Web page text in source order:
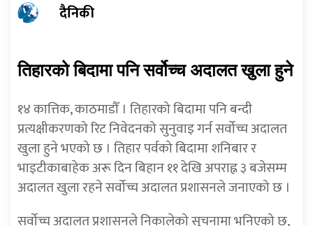
दैनिकी
तिहारको बिदामा पनि सर्वोच्च अदालत खुला हुने
१४ कात्तिक, काठमाडौँ । तिहारको बिदामा पनि बन्दी
प्रत्यक्षीकरणको रिट निवेदनको सुनुवाइ गर्न सर्वोच्च अदालत
खुला हुने भएको छ । तिहार पर्वको बिदामा शनिबार र
भाइटीकाबाहेक अरू दिन बिहान ११ देखि अपराह्न ३ बजेसम्म
अदालत खुला रहने सर्वोच्च अदालत प्रशासनले जनाएको छ ।
सर्वोच्च अदालत प्रशासनले निकालेको सूचनामा भनिएको छ,